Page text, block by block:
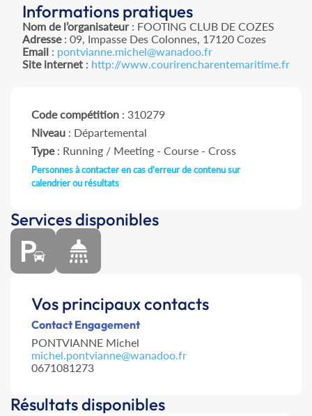
Informations pratiques
Nom de l’organisateur: FOOTING CLUB DE COZES
Adresse: 09, Impasse Des Colonnes, 17120 Cozes
Email : pontvianne.michel@wanadoo.fr
Site internet : http://www.courirencharentemaritime.fr
Code compétition : 310279
Niveau : Départemental
Type: Running / Meeting - Course - Cross
Personnes à contacter en cas d'erreur de contenu sur
calendrier ou résultats
Services disponibles
Vos principaux contacts
Contact Engagement
PONTVIANNE Michel
michel.pontvianne@wanadoo.fr
0671081273
Résultats disponibles